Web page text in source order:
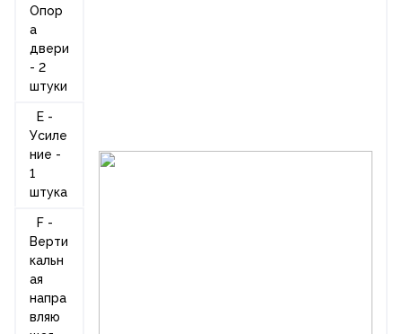
Опор
а
двери
- 2
штуки
E -
Усиле
ние -
1
штука
F -
Верти
кальн
ая
напра
вляю